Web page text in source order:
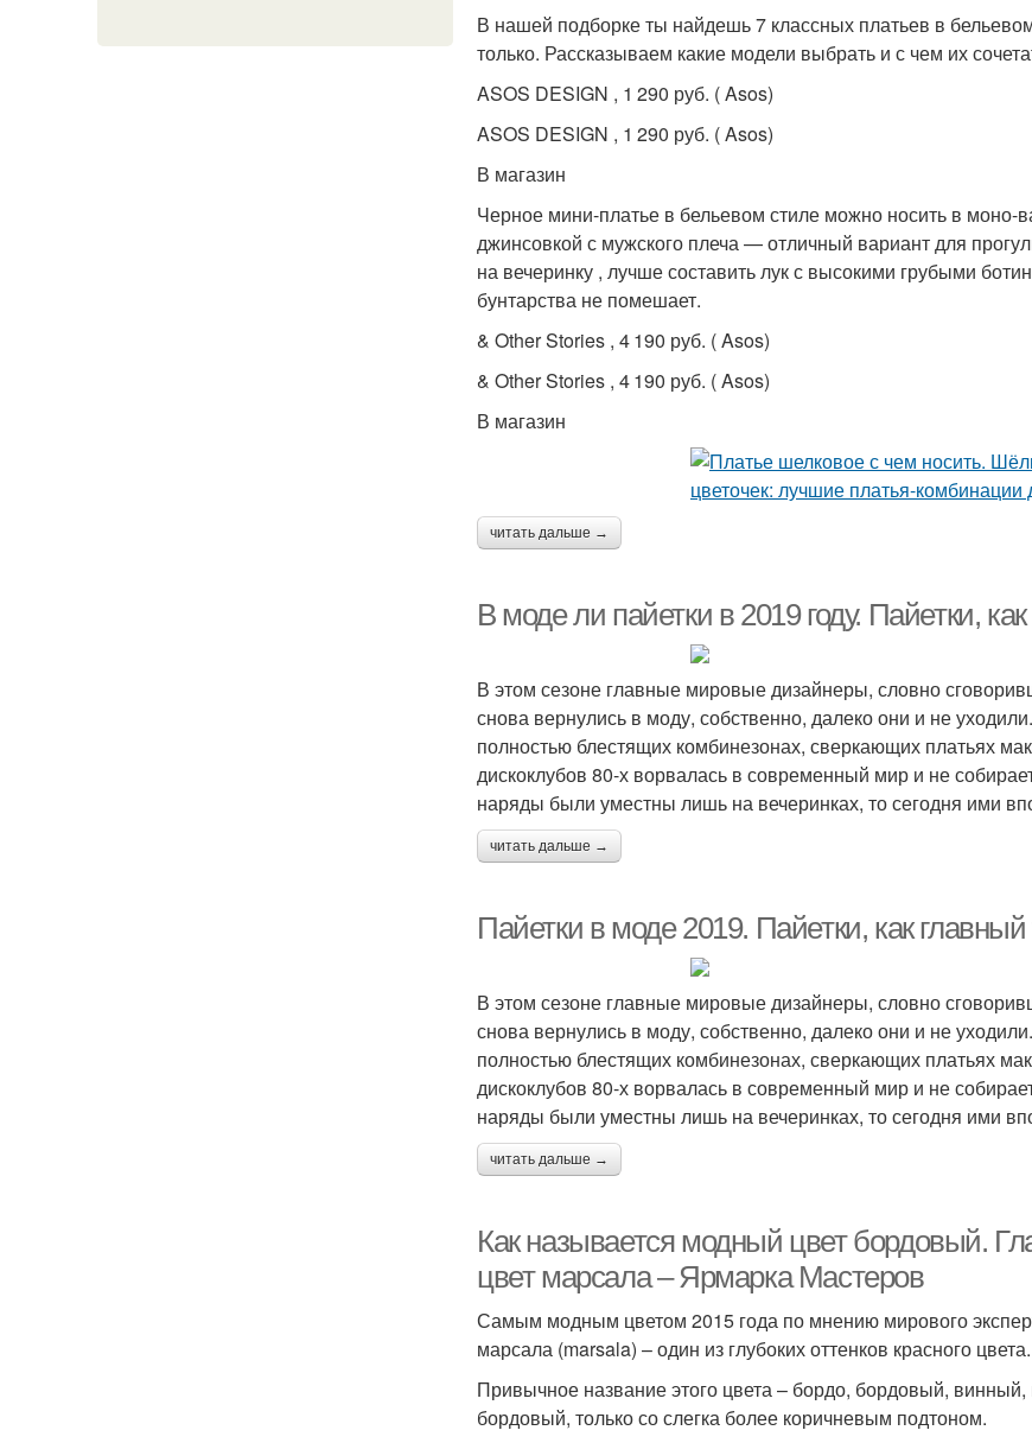
В нашей подборке ты найдешь 7 классных платьев в
только. Рассказываем какие модели выбрать и с чем их
ASOS DESIGN , 1 290 руб. ( Asos)
ASOS DESIGN , 1 290 руб. ( Asos)
В магазин
Черное мини-платье в бельевом стиле можно носить в
джинсовкой с мужского плеча — отличный вариант для
на вечеринку , лучше составить лук с высокими грубыми
бунтарства не помешает.
& Other Stories , 4 190 руб. ( Asos)
& Other Stories , 4 190 руб. ( Asos)
В магазин
читать дальше →
В моде ли пайетки в 2019 году. Пайетки,
В этом сезоне главные мировые дизайнеры, словно
снова вернулись в моду, собственно, далеко они и не
полностью блестящих комбинезонах, сверкающих платьях
дискоклубов 80-х ворвалась в современный мир и не
наряды были уместны лишь на вечеринках, то сегодня ими
читать дальше →
Пайетки в моде 2019. Пайетки, как
В этом сезоне главные мировые дизайнеры, словно
снова вернулись в моду, собственно, далеко они и не
полностью блестящих комбинезонах, сверкающих платьях
дискоклубов 80-х ворвалась в современный мир и не
наряды были уместны лишь на вечеринках, то сегодня ими
читать дальше →
Как называется модный цвет бордовый.
цвет марсала – Ярмарка Мастеров
Самым модным цветом 2015 года по мнению мирового
марсала (marsala) – один из глубоких оттенков красного цвета.
Привычное название этого цвета – бордо, бордовый,
бордовый, только со слегка более коричневым подтоном.